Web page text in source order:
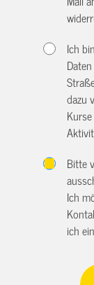
Ich
dazu
Bitte
Ich
ich